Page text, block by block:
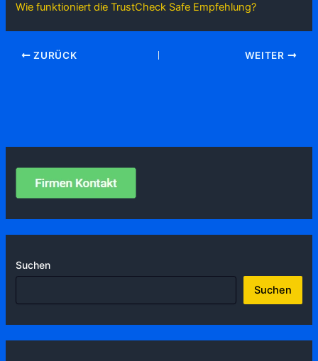
Suchen
Suchen
Wie funktioniert die TrustCheck Safe Empfehlung?
ZURÜCK WEITER